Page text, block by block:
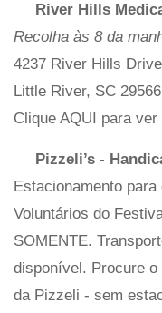
River Hills
Recolha às 8 da
4237 River Hills Drive
Little River, SC 29566
Clique AQUI para
Pizzeli’s -
Estacionamento
Voluntários do
SOMENTE.
disponível. Procure o
da Pizzeli - sem